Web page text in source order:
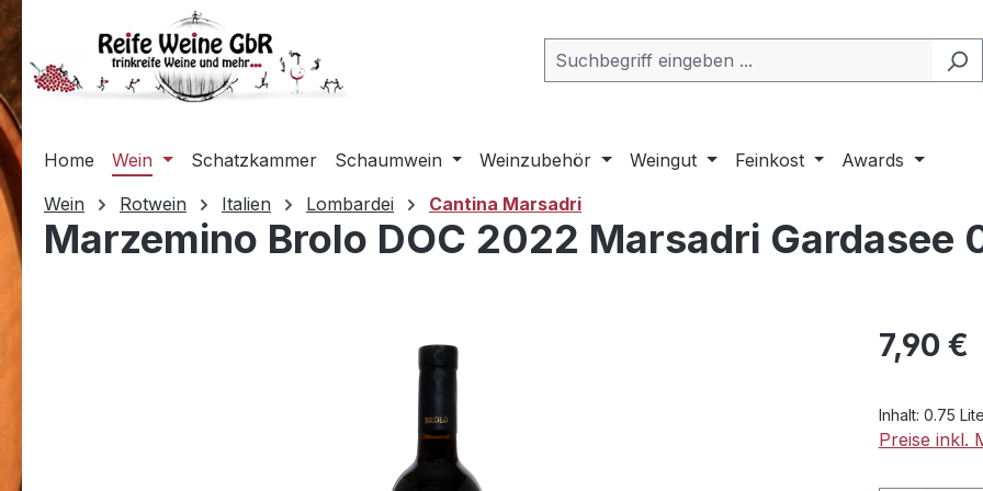
Hauptinhalt springen
Zur Suche springen
Zur Hauptnavigation springen
Home Wein Schatzkammer Schaumwein Weinzubehör Weingut Feinkost
Awards
Wein
Rotwein Italien Lombardei Cantina Marsadri
Marzemino Brolo DOC 2022 Marsadri Gardasee
Regulärer
7,90 €
Inhalt: 0.75
Preise inkl.